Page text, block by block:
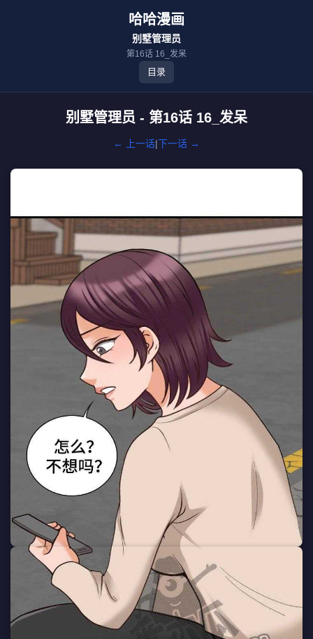
哈哈漫画
别墅管理员
第16话 16_发呆
目录
别墅管理员 - 第16话 16_发呆
← 上一话|下一话 →